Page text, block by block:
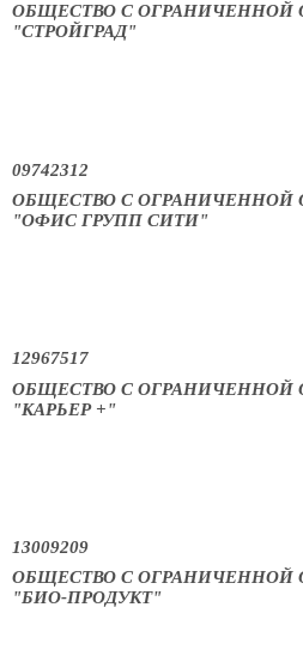
ОБЩЕСТВО С ОГРАНИЧЕННОЙ
"СТРОЙГРАД"
09742312
ОБЩЕСТВО С ОГРАНИЧЕННОЙ
"ОФИС ГРУПП СИТИ"
12967517
ОБЩЕСТВО С ОГРАНИЧЕННОЙ
"КАРЬЕР +"
13009209
ОБЩЕСТВО С ОГРАНИЧЕННОЙ
"БИО-ПРОДУКТ"